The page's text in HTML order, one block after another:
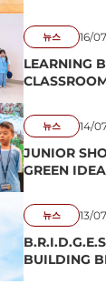
뉴스 16/
LEARNING
CAMP 2026
뉴스 14/
JUNIOR
GREEN
뉴스 13/
BUILDING